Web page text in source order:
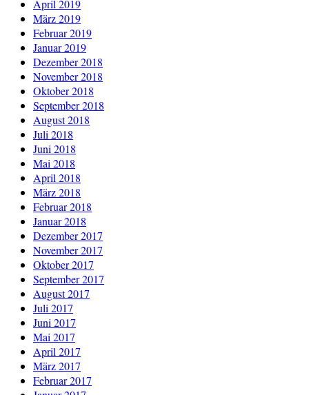
April 2019
März 2019
Februar 2019
Januar 2019
Dezember 2018
November 2018
Oktober 2018
September 2018
August 2018
Juli 2018
Juni 2018
Mai 2018
April 2018
März 2018
Februar 2018
Januar 2018
Dezember 2017
November 2017
Oktober 2017
September 2017
August 2017
Juli 2017
Juni 2017
Mai 2017
April 2017
März 2017
Februar 2017